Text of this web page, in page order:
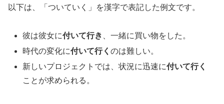
以下は、「ついていく」を漢字で表記した例文です。
彼は彼女に付いて行き
、一緒に買い物をした。
時代の変化に付いて行くのは難しい。
新しいプロジェクトでは、状況に迅速に付いて行く
ことが求められる。